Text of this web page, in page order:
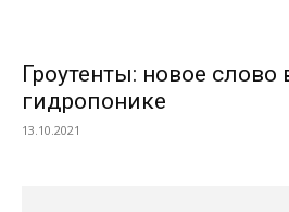
Гроутенты: новое
гидропонике
13.10.2021